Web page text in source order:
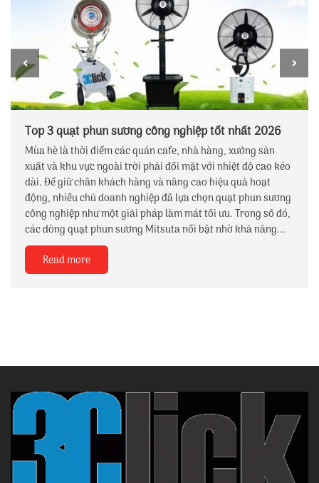
Top 3 quạt phun sương công nghiệp tốt nhất 2026
Mùa hè là thời điểm các quán cafe, nhà hàng, xưởng sản
xuất và khu vực ngoài trời phải đối mặt với nhiệt độ cao kéo
dài. Để giữ chân khách hàng và nâng cao hiệu quả hoạt
động, nhiều chủ doanh nghiệp đã lựa chọn quạt phun sương
công nghiệp như một giải pháp làm mát tối ưu. Trong số đó,
các dòng quạt phun sương Mitsuta nổi bật nhờ khả năng...
Read more